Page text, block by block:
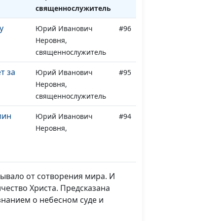
священнослужитель
Юрий Иванович
Неровня,
священнослужитель
#96
за
Юрий Иванович
Неровня,
священнослужитель
#95
Юрий Иванович
Неровня,
#94
Юрий Иванович
священнослужитель
#93
Юрий Иванович
от сотворения мира. И
Христа. Предсказана
о небесном суде и